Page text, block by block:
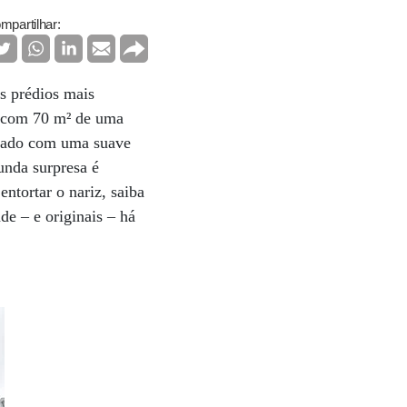
prédios mais
70 m² de uma
com uma suave
surpresa é
o nariz, saiba
– e originais – há